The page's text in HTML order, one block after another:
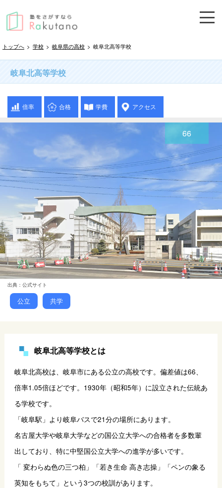
トップへ > 学校 > 岐阜県の高校 > 岐阜北高等学校
岐阜北高等学校
倍率 合格 学費 アクセス
66
出典：公式サイト
公立 共学
岐阜北高等学校とは
岐阜北高校は、岐阜市にある公立の高校です。偏差値は66、
倍率1.05倍ほどです。1930年（昭和5年）に設立された伝統あ
る学校です。
「岐阜駅」より岐阜バスで21分の場所にあります。
名古屋大学や岐阜大学などの国公立大学への合格者を多数輩
出しており、特に中堅国公立大学への進学が多いです。
「 変わらぬ色の三つ柏」「若き生命 高き志操」「ペンの象る
英知をもちて」という3つの校訓があります。